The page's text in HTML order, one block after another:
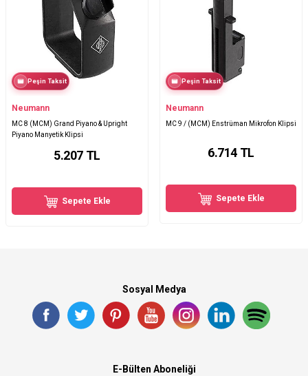
Peşin Taksit
Neumann
MC 8 (MCM) Grand Piyano & Upright
Piyano Manyetik Klipsi
5.207 TL
Sepete Ekle
Peşin Taksit
Neumann
MC 9 / (MCM) Enstrüman Mikrofon Klipsi
6.714 TL
Sepete Ekle
Sosyal Medya
E-Bülten Aboneliği